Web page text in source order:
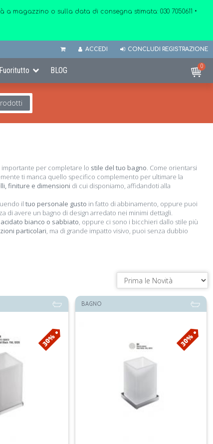
a magazzino o sulla data di consegna stimata: 030 7050611 •
ACCEDI CONCLUDI REGISTRAZIONE
Fuoritutto BLOG 0
importante per completare lo stile del tuo bagno. Come orientarsi
ti manca quello specifico complemento per ultimare la
finiture e dimensioni di cui disponiamo, affidandoti alla
il tuo personale gusto in fatto di abbinamento, oppure puoi
di avere un bagno di design arredato nei minimi dettagli.
bianco o sabbiato, oppure ci sono i bicchieri dallo stile più
particolari, ma di grande impatto visivo, puoi senza dubbio
30%
BAGNO
30%